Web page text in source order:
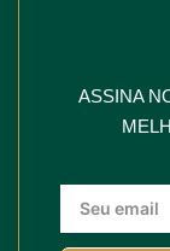
ASSINA